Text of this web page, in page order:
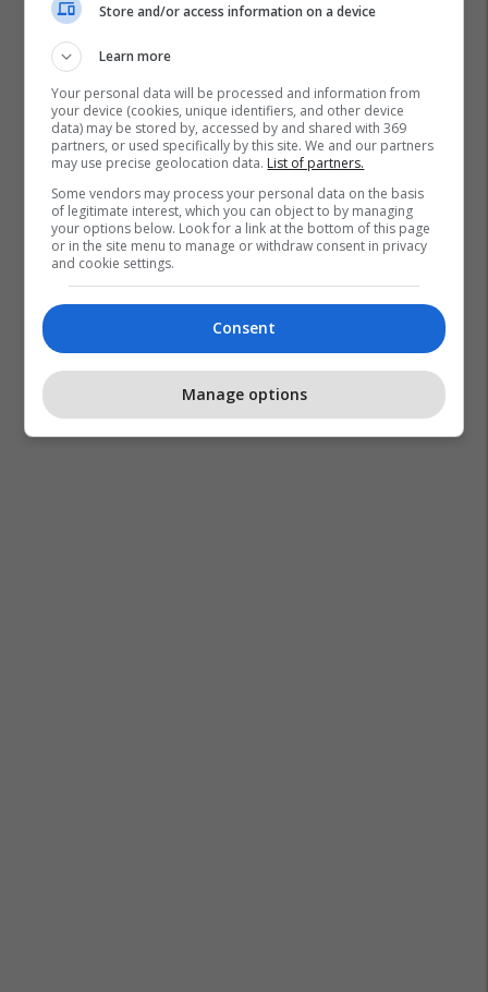
Store and/or access information on a device
Learn more
Your personal data will be processed and information from
your device (cookies, unique identifiers, and other device
data) may be stored by, accessed by and shared with 369
partners, or used specifically by this site. We and our partners
may use precise geolocation data. List of partners.
Some vendors may process your personal data on the basis
of legitimate interest, which you can object to by managing
your options below. Look for a link at the bottom of this page
or in the site menu to manage or withdraw consent in privacy
and cookie settings.
Consent
Manage options